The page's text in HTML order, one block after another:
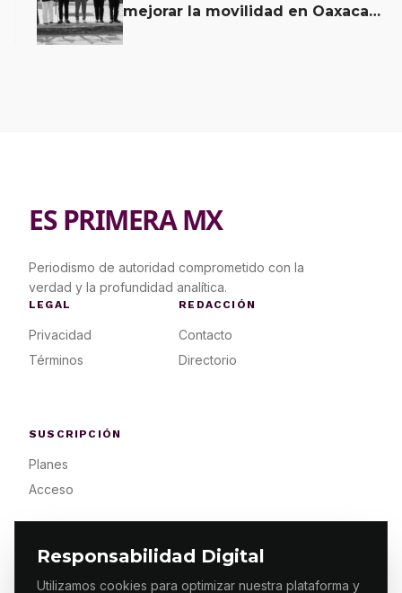
Responsabilidad Digital
Utilizamos cookies para optimizar nuestra plataforma y
mejorar la movilidad en Oaxaca
ES PRIMERA MX
Periodismo de autoridad comprometido con la
verdad y la profundidad analítica.
LEGAL
Privacidad
Términos
REDACCIÓN
Contacto
Directorio
SUSCRIPCIÓN
Planes
Acceso